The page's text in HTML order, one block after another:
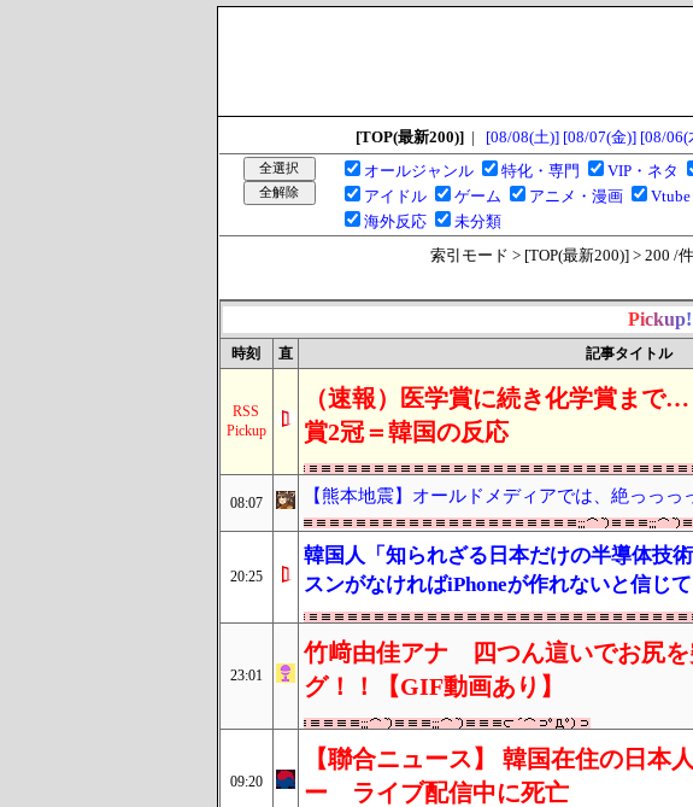
[TOP(最新200)] | [08/08(土)] [08/07(金)] [08/06(
オールジャンル
特化・専門 VIP・ネタ
アイドル
ゲーム アニメ・漫画 Vtube
海外反応
未分類
索引モード > [TOP(最新200)] > 200 /
Pickup!
時刻 直 記事タイトル
RSS
Pickup
（速報）医学賞に続き化学賞まで
賞2冠＝韓国の反応
08:07 【熊本地震】オールドメディアでは、絶っっっ
20:25
韓国人「知られざる日本だけの半導体技
スンがなければiPhoneが作れないと信じ
23:01
竹﨑由佳アナ 四つん這いでお尻を
グ！！【GIF動画あり】
09:20
【聯合ニュース】 韓国在住の日本
ー ライブ配信中に死亡